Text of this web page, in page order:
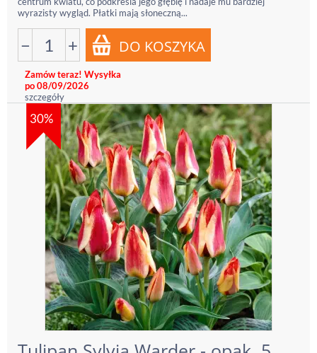
wyrazisty wygląd. Płatki mają słoneczną...
− +
Zamów teraz! Wysyłka
po 08/09/2026
szczegóły
30%